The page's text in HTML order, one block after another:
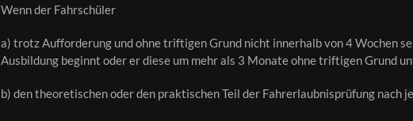
Wenn der Fahrschüler
a) trotz Aufforderung und ohne triftigen Grund nicht innerhalb von 4 Wochen
Ausbildung beginnt oder er diese um mehr als 3 Monate ohne triftigen Grund
b) den theoretischen oder den praktischen Teil der Fahrerlaubnisprüfung nach